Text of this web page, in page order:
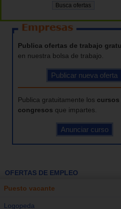
Publica ofertas de trabajo
en nuestra bolsa de trabajo.
Publica gratuitamente los cursos
congresos que impartes.
OFERTAS DE EMPLEO
Puesto vacante
Logopeda